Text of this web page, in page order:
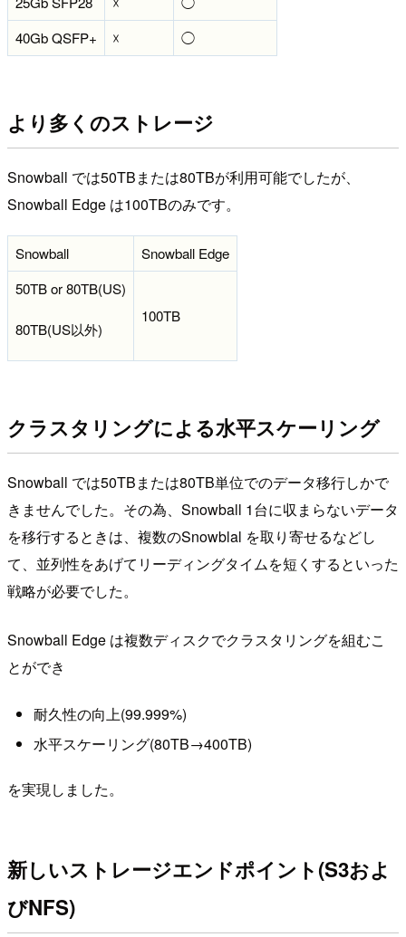
40Gb QSFP+
☓ ◯
より多くのストレージ
Snowball では50TBまたは80TBが利用可能でしたが、
Snowball Edge は100TBのみです。
Snowball
Snowball Edge
50TB or 80TB(US)
80TB(US以外)
100TB
クラスタリングによる水平スケーリング
Snowball では50TBまたは80TB単位でのデータ移行しかで
きませんでした。その為、Snowball 1台に収まらないデータ
を移行するときは、複数のSnowblal を取り寄せるなどし
て、並列性をあげてリーディングタイムを短くするといった
戦略が必要でした。
Snowball Edge は複数ディスクでクラスタリングを組むこ
とができ
耐久性の向上(99.999%)
水平スケーリング(80TB→400TB)
を実現しました。
新しいストレージエンドポイント(S3およ
びNFS)